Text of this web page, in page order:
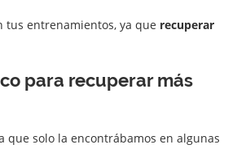
entrenamientos, ya que recuperar
para recuperar más
que solo la encontrábamos en algunas